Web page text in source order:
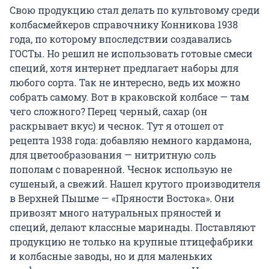
Свою продукцию стал делать по культовому среди
колбасмейкеров справочнику Конникова 1938
года, по которому впоследствии создавались
ГОСТы. Но решил не использовать готовые смеси
специй, хотя интернет предлагает наборы для
любого сорта. Так не интересно, ведь их можно
собрать самому. Вот в краковской колбасе — там
чего сложного? Перец черный, сахар (он
раскрывает вкус) и чеснок. Тут я отошел от
рецепта 1938 года: добавляю немного кардамона,
для цветообразования — нитритную соль
пополам с поваренной. Чеснок использую не
сушеный, а свежий. Нашел крутого производителя
в Верхней Пышме — «Пряности Востока». Они
привозят много натуральных пряностей и
специй, делают классные маринады. Поставляют
продукцию не только на крупные птицефабрики
и колбасные заводы, но и для маленьких